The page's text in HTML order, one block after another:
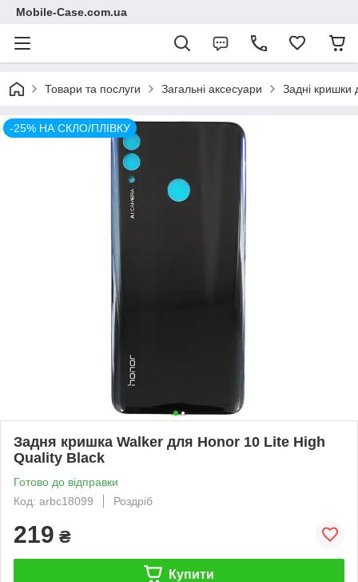
Mobile-Case.com.ua
Товари та послуги Загальні аксесуари Задні кришки
-25% НА СКЛО/ПЛІВКУ
Задня кришка Walker для Honor 10 Lite High
Quality Black
Готово до відправки
Код: arbc18099
Роздріб
219 ₴
Купити